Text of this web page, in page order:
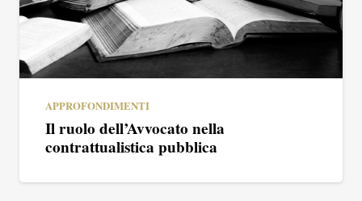
APPROFONDIMENTI
Il ruolo dell’Avvocato nella
contrattualistica pubblica